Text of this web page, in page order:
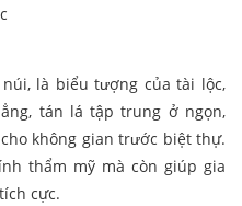
là biểu tượng của tài lộc,
tán lá tập trung ở ngọn,
không gian trước biệt thự.
thẩm mỹ mà còn giúp gia
cực.